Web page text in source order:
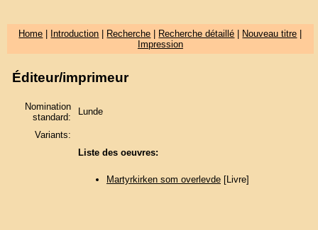
Home Introduction Recherche Recherche détaillé Nouveau titre
Impression
Éditeur/imprimeur
Nomination
standard:
Lunde
Variants:
Liste des oeuvres:
Martyrkirken som overlevde[Livre]